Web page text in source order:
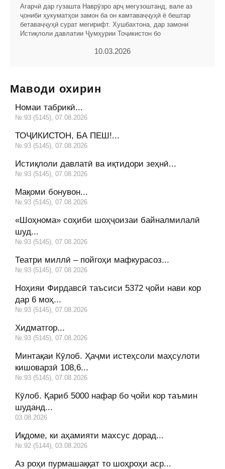
Агарчӣ дар гузашта Наврӯзро арҷ мегузоштанд, вале аз
ҷониби ҳукуматҳои замон ба он камтаваҷҷуҳӣ ё бештар
бетаваҷҷуҳӣ сурат мегирифт. Хушбахтона, дар замони
Истиқлоли давлатии Ҷумҳурии Тоҷикистон бо
10.03.2026
Маводи охирин
Номаи табрикӣ...
№:93 (5145), 07.08.2026
ТОҶИКИСТОН, БА ПЕШ!...
№:93 (5145), 07.08.2026
Истиқлоли давлатӣ ва иқтидори зеҳнӣ...
№:93 (5145), 07.08.2026
Мақоми бонувон...
№:93 (5145), 07.08.2026
«Шоҳнома» соҳиби шоҳҷоизаи байналмилалӣ
шуд...
№:93 (5145), 07.08.2026
Театри миллӣ – пойгоҳи мафкурасоз...
№:93 (5145), 07.08.2026
Ноҳияи Фирдавсӣ таъсиси 5372 ҷойи нави кор
дар 6 моҳ...
№:93 (5145), 07.08.2026
Хидматгор...
№:93 (5145), 07.08.2026
Минтақаи Кӯлоб. Ҳаҷми истеҳсоли маҳсулоти
кишоварзӣ 108,6...
№:93 (5145), 07.08.2026
Кӯлоб. Қариб 5000 нафар бо ҷойи кор таъмин
шуданд...
03.08.2026
Иқдоме, ки аҳамияти махсус дорад...
№:92 (5144), 03.08.2026
Аз роҳи пурмашаққат то шоҳроҳи аср...